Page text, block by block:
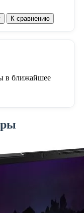
К сравнению
в ближайшее